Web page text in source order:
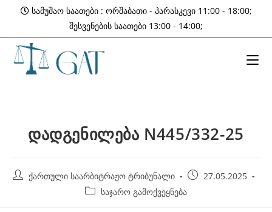
content
სამუშაო საათები : ორშაბათი - პარასკევი 11:00 - 18:00;
შესვენების საათები 13:00 - 14:00;
დადგენილება N445/332-25
Post ქართული საარბიტრაჟო ტრიბუნალი
Post 27.05.2025
Post საჯარო გამოქვეყნება